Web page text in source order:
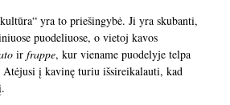
yra to priešingybė. Ji yra skubanti,
puodeliuose, o vietoj kavos
ir frappe, kur viename puodelyje telpa
Atėjusi į kavinę turiu išsireikalauti, kad